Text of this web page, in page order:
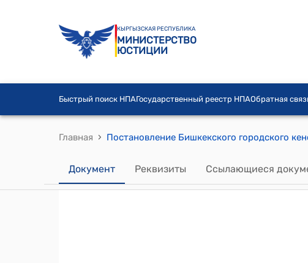
КЫРГЫЗСКАЯ РЕСПУБЛИКА
МИНИСТЕРСТВО
ЮСТИЦИИ
Быстрый поиск НПАГосударственный реестр НПАОбратная
Главная ›
Документ Реквизиты Ссылающиеся